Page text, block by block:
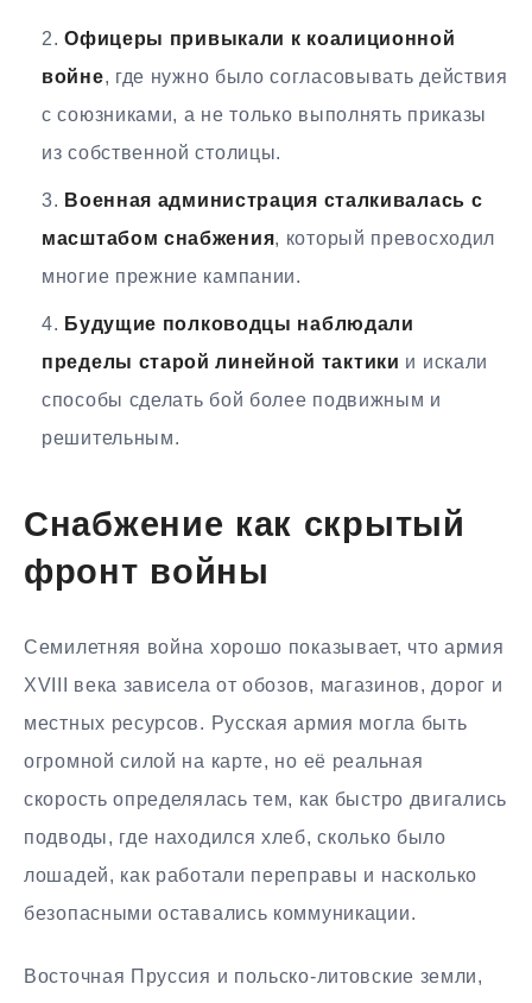
Офицеры привыкали к коалиционной
войне, где нужно было согласовывать действия
с союзниками, а не только выполнять приказы
из собственной столицы.
Военная администрация сталкивалась с
масштабом снабжения, который превосходил
многие прежние кампании.
Будущие полководцы наблюдали
пределы старой линейной тактики и искали
способы сделать бой более подвижным и
решительным.
Снабжение как скрытый
фронт войны
Семилетняя война хорошо показывает, что армия
XVIII века зависела от обозов, магазинов, дорог и
местных ресурсов. Русская армия могла быть
огромной силой на карте, но её реальная
скорость определялась тем, как быстро двигались
подводы, где находился хлеб, сколько было
лошадей, как работали переправы и насколько
безопасными оставались коммуникации.
Восточная Пруссия и польско-литовские земли,